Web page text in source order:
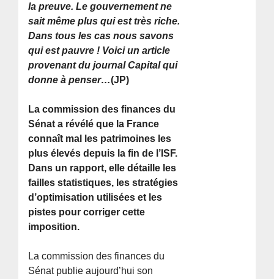
la preuve. Le gouvernement ne
sait même plus qui est très riche.
Dans tous les cas nous savons
qui est pauvre ! Voici un article
provenant du journal Capital qui
donne à penser…(JP)
La commission des finances du
Sénat a révélé que la France
connaît mal les patrimoines les
plus élevés depuis la fin de l’ISF.
Dans un rapport, elle détaille les
failles statistiques, les stratégies
d’optimisation utilisées et les
pistes pour corriger cette
imposition.
La commission des finances du
Sénat publie aujourd’hui son